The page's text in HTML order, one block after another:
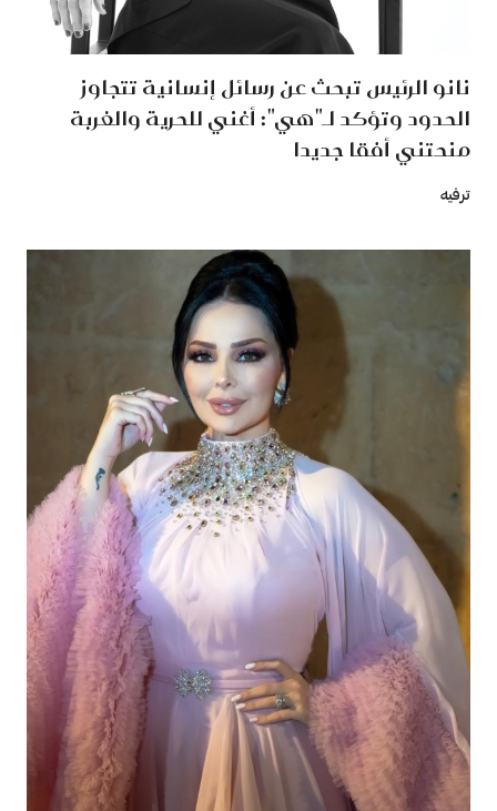
نانو الرئيس تبحث عن رسائل إنسانية تتجاوز
الحدود وتؤكد لـ"هي": أغني للحرية والغربة
منحتني أفقا جديدا
ترفيه